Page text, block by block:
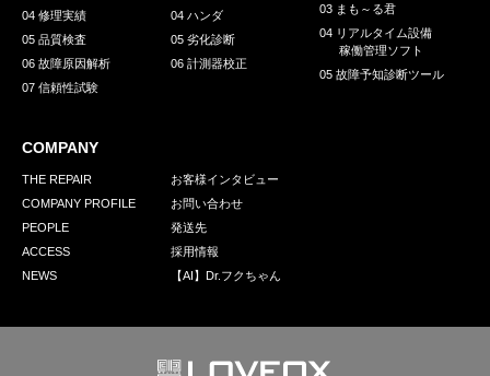
お問い合わせ 発送先
04 修理実績
05 品質検査
06 故障原因解析
07 信頼性試験
04 ハンダ
05 劣化診断
06 計測器校正
03 まも～る君
04 リアルタイム設備
稼働管理ソフト
05 故障予知診断ツール
COMPANY
THE REPAIR
COMPANY PROFILE
PEOPLE
ACCESS
NEWS
お客様インタビュー
お問い合わせ
発送先
採用情報
【AI】Dr.フクちゃん